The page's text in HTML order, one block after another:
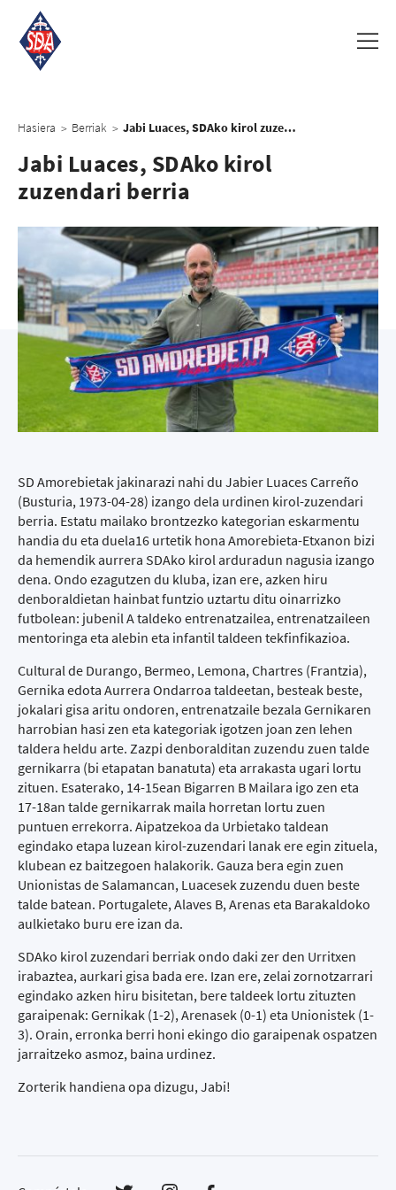
Hasiera > Berriak > Jabi Luaces, SDAko kirol zuzendari berria
Jabi Luaces, SDAko kirol
zuzendari berria
SD Amorebietak jakinarazi nahi du Jabier Luaces Carreño
(Busturia, 1973-04-28) izango dela urdinen kirol-zuzendari
berria. Estatu mailako brontzezko kategorian eskarmentu
handia du eta duela16 urtetik hona Amorebieta-Etxanon bizi
da hemendik aurrera SDAko kirol arduradun nagusia izango
dena. Ondo ezagutzen du kluba, izan ere, azken hiru
denboraldietan hainbat funtzio uztartu ditu oinarrizko
futbolean: jubenil A taldeko entrenatzailea, entrenatzaileen
mentoringa eta alebin eta infantil taldeen tekfinfikazioa.
Cultural de Durango, Bermeo, Lemona, Chartres (Frantzia),
Gernika edota Aurrera Ondarroa taldeetan, besteak beste,
jokalari gisa aritu ondoren, entrenatzaile bezala Gernikaren
harrobian hasi zen eta kategoriak igotzen joan zen lehen
taldera heldu arte. Zazpi denboralditan zuzendu zuen talde
gernikarra (bi etapatan banatuta) eta arrakasta ugari lortu
zituen. Esaterako, 14-15ean Bigarren B Mailara igo zen eta
17-18an talde gernikarrak maila horretan lortu zuen
puntuen errekorra. Aipatzekoa da Urbietako taldean
egindako etapa luzean kirol-zuzendari lanak ere egin zituela,
klubean ez baitzegoen halakorik. Gauza bera egin zuen
Unionistas de Salamancan, Luacesek zuzendu duen beste
talde batean. Portugalete, Alaves B, Arenas eta Barakaldoko
aulkietako buru ere izan da.
SDAko kirol zuzendari berriak ondo daki zer den Urritxen
irabaztea, aurkari gisa bada ere. Izan ere, zelai zornotzarrari
egindako azken hiru bisitetan, bere taldeek lortu zituzten
garaipenak: Gernikak (1-2), Arenasek (0-1) eta Unionistek (1-
3). Orain, erronka berri honi ekingo dio garaipenak ospatzen
jarraitzeko asmoz, baina urdinez.
Zorterik handiena opa dizugu, Jabi!